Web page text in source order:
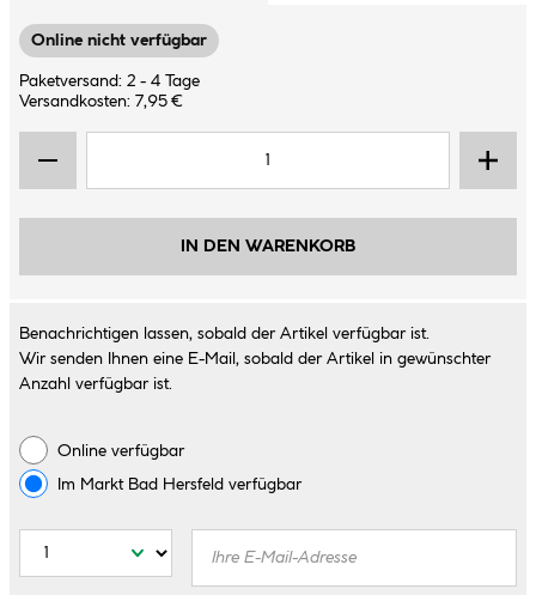
Online nicht verfügbar
Paketversand: 2 - 4 Tage
Versandkosten: 7,95 €
IN DEN WARENKORB
Benachrichtigen lassen, sobald der Artikel verfügbar ist.
Wir senden Ihnen eine E-Mail, sobald der Artikel in gewünschter
Anzahl verfügbar ist.
Online verfügbar
Im Markt Bad Hersfeld verfügbar